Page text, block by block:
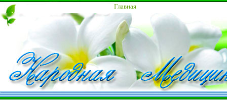
Главная